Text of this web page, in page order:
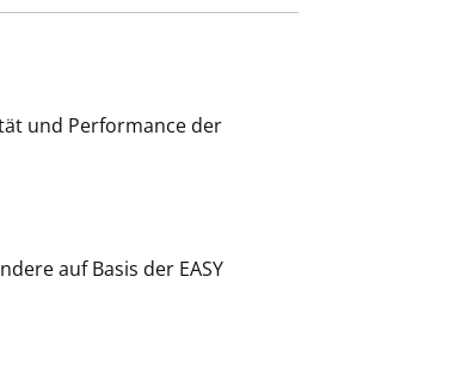
und Performance der
auf Basis der EASY